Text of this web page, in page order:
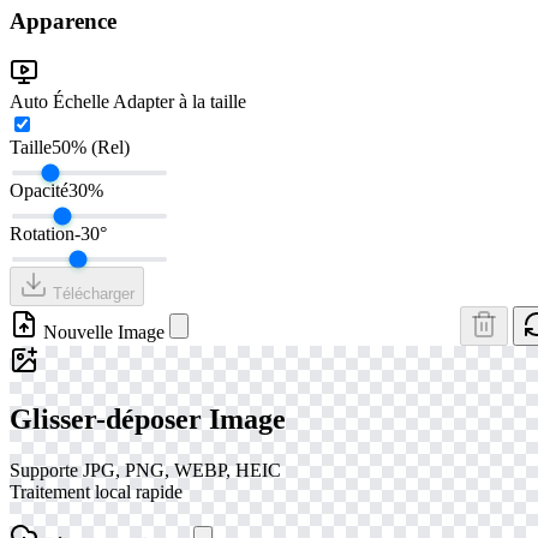
Apparence
Auto Échelle Adapter à la taille
Taille50% (Rel)
Opacité30%
Rotation-30°
Télécharger
Nouvelle Image
Glisser-déposer Image
Supporte JPG, PNG, WEBP, HEIC
Traitement local rapide